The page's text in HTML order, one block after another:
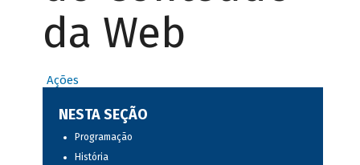
da Web
Ações
NESTA SEÇÃO
Programação
História